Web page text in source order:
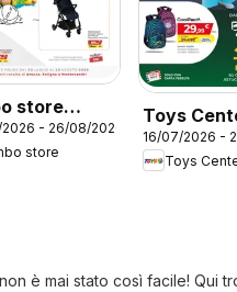
store
- 26/08/2026
store
Toys
volantino
School
16/07/2026 -
Toys
è mai stato così facile! Qui